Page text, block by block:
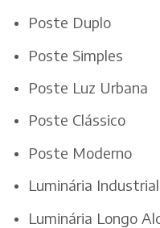
Poste Duplo
Poste Simples
Poste Luz Urbana
Poste Clássico
Poste Moderno
Luminária Industrial
Luminária Longo